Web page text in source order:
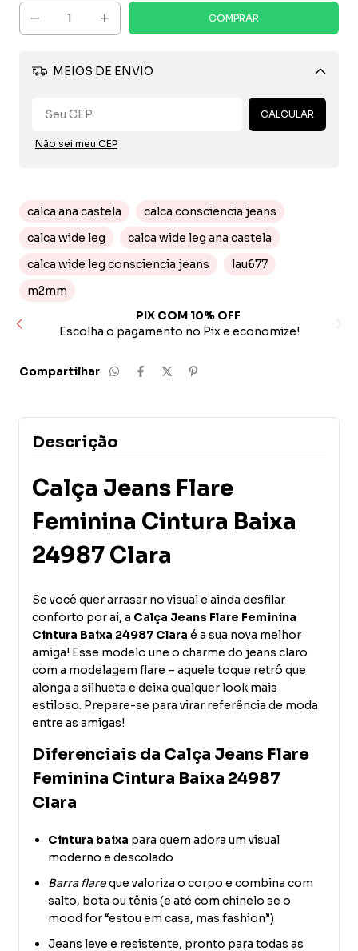
MEIOS DE ENVIO
Alterar CEP
CALCULAR
Não sei meu CEP
calca ana castela
calca consciencia jeans
calca wide leg
calca wide leg ana castela
calca wide leg consciencia jeans
lau677
m2mm
PIX COM 10% OFF
Escolha o pagamento no Pix e economize!
Compartilhar
Descrição
Calça Jeans Flare
Feminina Cintura Baixa
24987 Clara
Se você quer arrasar no visual e ainda desfilar
conforto por aí, a Calça Jeans Flare Feminina
Cintura Baixa 24987 Clara é a sua nova melhor
amiga! Esse modelo une o charme do jeans claro
com a modelagem flare – aquele toque retrô que
alonga a silhueta e deixa qualquer look mais
estiloso. Prepare-se para virar referência de moda
entre as amigas!
Diferenciais da Calça Jeans Flare
Feminina Cintura Baixa 24987
Clara
Cintura baixa para quem adora um visual
moderno e descolado
Barra flareque valoriza o corpo e combina com
salto, bota ou tênis (e até com chinelo se o
mood for “estou em casa, mas fashion”)
Jeans leve e resistente, pronto para todas as